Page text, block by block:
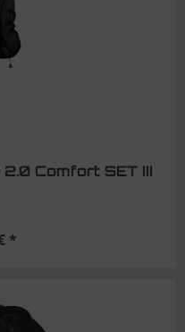
Comfort SET III
*